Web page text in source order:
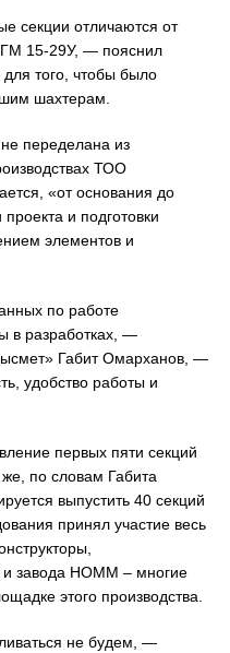
секции отличаются от
ГМ 15-29У, — пояснил
того, чтобы было
шахтерам.
переделана из
ТОО
«от основания до
и подготовки
элементов и
по работе
в разработках, —
Габит Омарханов, —
удобство работы и
первых пяти секций
по словам Габита
выпустить 40 секций
принял участие весь
и завода НОММ – многие
этого производства.
не будем, —